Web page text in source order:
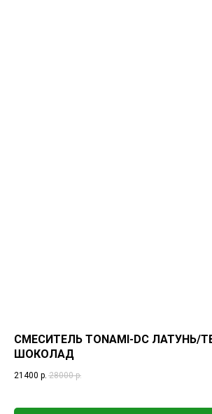
СМЕСИТЕЛЬ TONAMI-DC ЛАТУНЬ/
ШОКОЛАД
21400 р. 28000 р.